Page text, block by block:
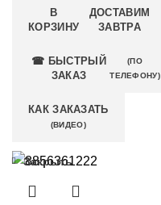
В
КОРЗИНУ
ДОСТАВИМ
ЗАВТРА
☎ БЫСТРЫЙ
ЗАКАЗ
(ПО
ТЕЛЕФОНУ)
КАК ЗАКАЗАТЬ
(ВИДЕО)
Закрыть